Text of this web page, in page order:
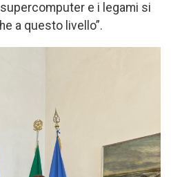
e i legami si
a questo livello”.